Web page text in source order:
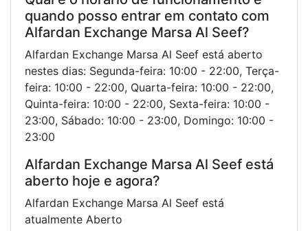
quando posso entrar em contato com
Alfardan Exchange Marsa Al Seef?
Alfardan Exchange Marsa Al Seef está aberto
nestes dias: Segunda-feira: 10:00 - 22:00, Terça-
feira: 10:00 - 22:00, Quarta-feira: 10:00 - 22:00,
Quinta-feira: 10:00 - 22:00, Sexta-feira: 10:00 -
23:00, Sábado: 10:00 - 23:00, Domingo: 10:00 -
23:00
Alfardan Exchange Marsa Al Seef está
aberto hoje e agora?
Alfardan Exchange Marsa Al Seef está
atualmente Aberto